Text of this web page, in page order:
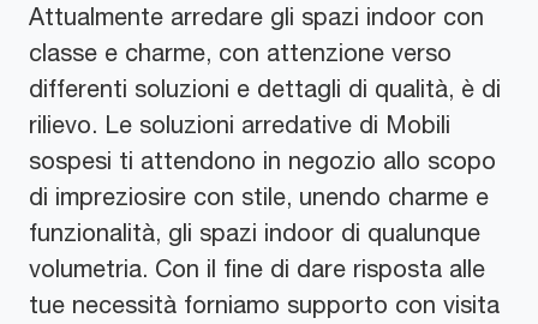
Attualmente arredare gli spazi indoor con
classe e charme, con attenzione verso
differenti soluzioni e dettagli di qualità, è di
rilievo. Le soluzioni arredative di Mobili
sospesi ti attendono in negozio allo scopo
di impreziosire con stile, unendo charme e
funzionalità, gli spazi indoor di qualunque
volumetria. Con il fine di dare risposta alle
tue necessità forniamo supporto con visita